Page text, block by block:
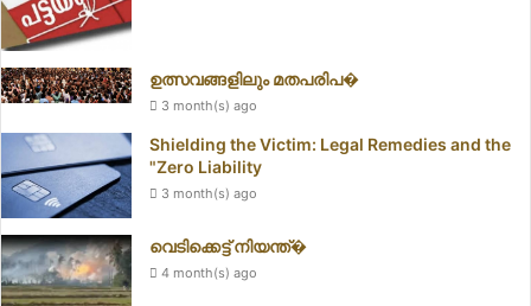
ഉത്സവങ്ങളിലും മതപരിപ�
3 month(s) ago
Shielding the Victim: Legal Remedies and the
"Zero Liability
3 month(s) ago
വെടിക്കെട്ട് നിയന്ത്�
4 month(s) ago